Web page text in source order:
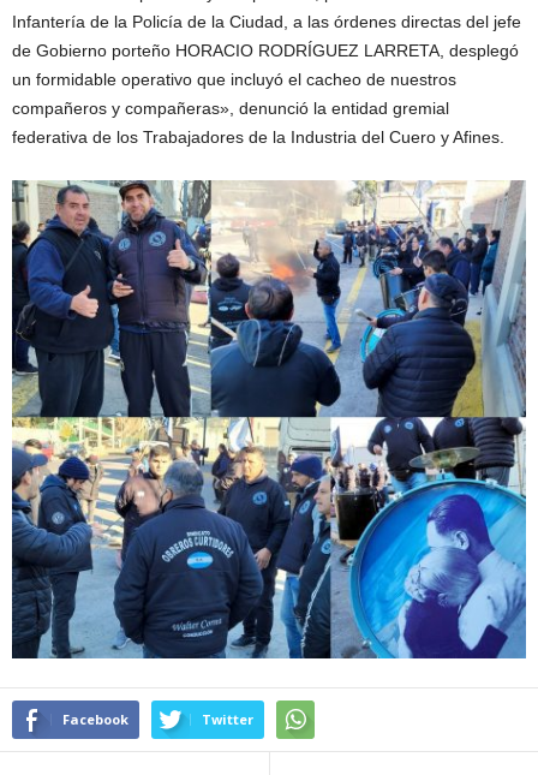
Infantería de la Policía de la Ciudad, a las órdenes directas del jefe
de Gobierno porteño HORACIO RODRÍGUEZ LARRETA, desplegó
un formidable operativo que incluyó el cacheo de nuestros
compañeros y compañeras», denunció la entidad gremial
federativa de los Trabajadores de la Industria del Cuero y Afines.
Facebook Twitter